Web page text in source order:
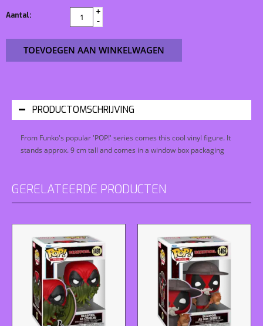
Aantal:
+
-
TOEVOEGEN AAN WINKELWAGEN
PRODUCTOMSCHRIJVING
From Funko's popular 'POP!' series comes this cool vinyl figure. It
stands approx. 9 cm tall and comes in a window box packaging
GERELATEERDE PRODUCTEN